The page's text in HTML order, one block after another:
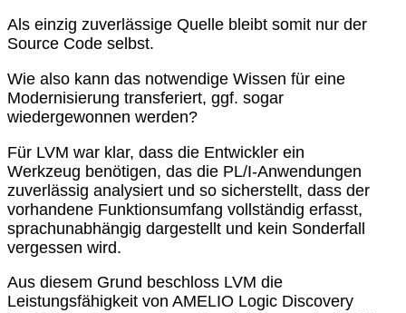
Als einzig zuverlässige Quelle bleibt somit nur der
Source Code selbst.
Wie also kann das notwendige Wissen für eine
Modernisierung transferiert, ggf. sogar
wiedergewonnen werden?
Für LVM war klar, dass die Entwickler ein
Werkzeug benötigen, das die PL/I-Anwendungen
zuverlässig analysiert und so sicherstellt, dass der
vorhandene Funktionsumfang vollständig erfasst,
sprachunabhängig dargestellt und kein Sonderfall
vergessen wird.
Aus diesem Grund beschloss LVM die
Leistungsfähigkeit von AMELIO Logic Discovery